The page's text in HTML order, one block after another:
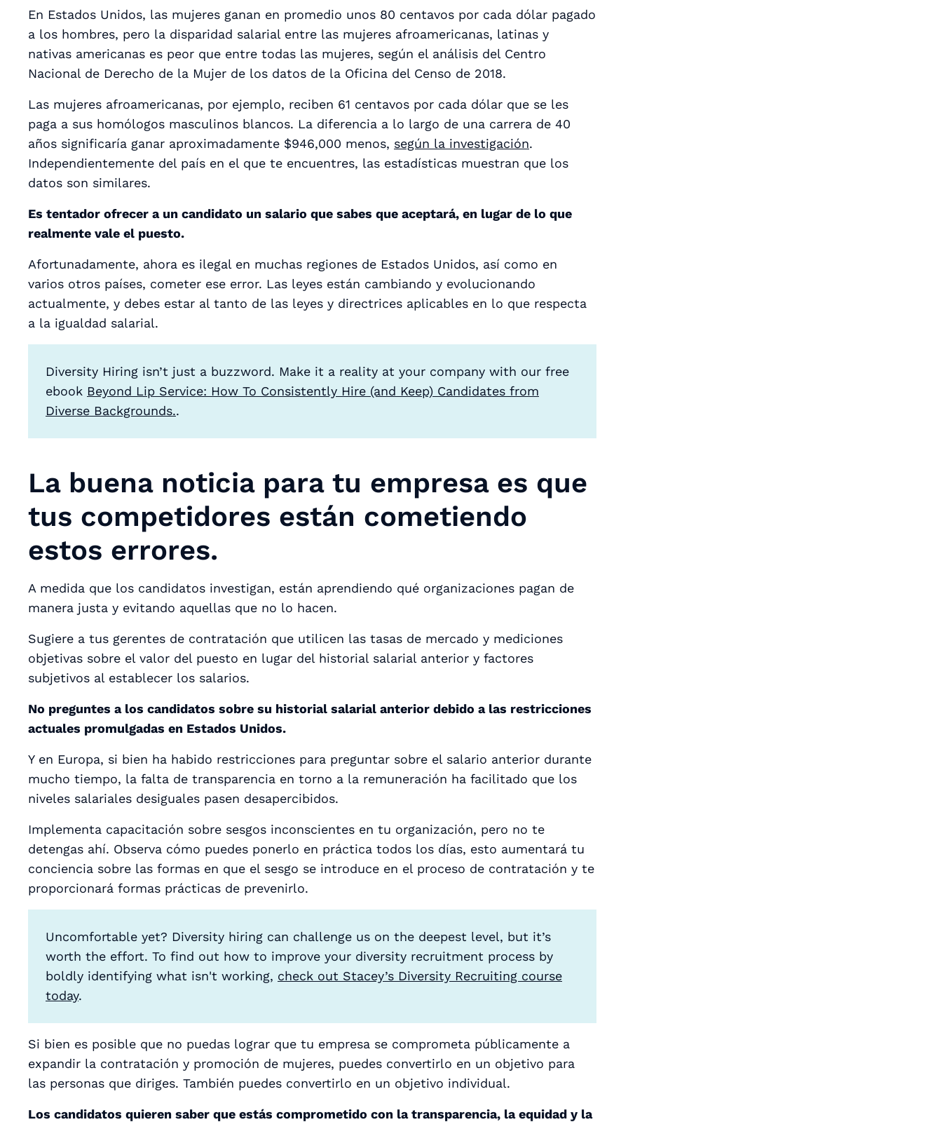
En Estados Unidos, las mujeres ganan en promedio unos 80 centavos por cada dólar pagado
a los hombres, pero la disparidad salarial entre las mujeres afroamericanas, latinas y
nativas americanas es peor que entre todas las mujeres, según el análisis del Centro
Nacional de Derecho de la Mujer de los datos de la Oficina del Censo de 2018.
Las mujeres afroamericanas, por ejemplo, reciben 61 centavos por cada dólar que se les
paga a sus homólogos masculinos blancos. La diferencia a lo largo de una carrera de 40
años significaría ganar aproximadamente $946,000 menos, según la investigación.
Independientemente del país en el que te encuentres, las estadísticas muestran que los
datos son similares.
Es tentador ofrecer a un candidato un salario que sabes que aceptará, en lugar de lo que
realmente vale el puesto.
Afortunadamente, ahora es ilegal en muchas regiones de Estados Unidos, así como en
varios otros países, cometer ese error. Las leyes están cambiando y evolucionando
actualmente, y debes estar al tanto de las leyes y directrices aplicables en lo que respecta
a la igualdad salarial.
Diversity Hiring isn’t just a buzzword. Make it a reality at your company with our free
ebook Beyond Lip Service: How To Consistently Hire (and Keep) Candidates from
Diverse Backgrounds..
La buena noticia para tu empresa es que
tus competidores están cometiendo
estos errores.
A medida que los candidatos investigan, están aprendiendo qué organizaciones pagan de
manera justa y evitando aquellas que no lo hacen.
Sugiere a tus gerentes de contratación que utilicen las tasas de mercado y mediciones
objetivas sobre el valor del puesto en lugar del historial salarial anterior y factores
subjetivos al establecer los salarios.
No preguntes a los candidatos sobre su historial salarial anterior debido a las restricciones
actuales promulgadas en Estados Unidos.
Y en Europa, si bien ha habido restricciones para preguntar sobre el salario anterior durante
mucho tiempo, la falta de transparencia en torno a la remuneración ha facilitado que los
niveles salariales desiguales pasen desapercibidos.
Implementa capacitación sobre sesgos inconscientes en tu organización, pero no te
detengas ahí. Observa cómo puedes ponerlo en práctica todos los días, esto aumentará tu
conciencia sobre las formas en que el sesgo se introduce en el proceso de contratación y te
proporcionará formas prácticas de prevenirlo.
Uncomfortable yet? Diversity hiring can challenge us on the deepest level, but it’s
worth the effort. To find out how to improve your diversity recruitment process by
boldly identifying what isn't working, check out Stacey’s Diversity Recruiting course
today.
Si bien es posible que no puedas lograr que tu empresa se comprometa públicamente a
expandir la contratación y promoción de mujeres, puedes convertirlo en un objetivo para
las personas que diriges. También puedes convertirlo en un objetivo individual.
Los candidatos quieren saber que estás comprometido con la transparencia, la equidad y la